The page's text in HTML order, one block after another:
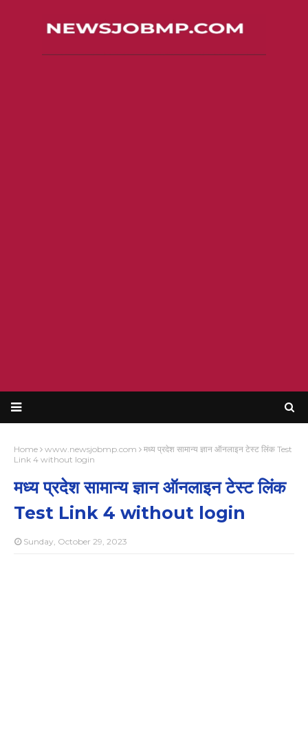
Home www.newsjobmp.com
मध्य प्रदेश सामान्य ज्ञान ऑनलाइन टेस्ट लिंक Test
Link 4 without login
मध्य प्रदेश सामान्य ज्ञान ऑनलाइन टेस्ट लिंक
Test Link 4 without login
Sunday, October 29, 2023